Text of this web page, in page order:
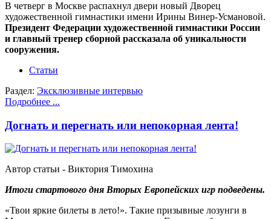
В четверг в Москве распахнул двери новый Дворец
художественной гимнастики имени Ирины Винер-Усмановой.
Президент Федерации художественной гимнастики России
и главный тренер сборной рассказала об уникальности
сооружения.
Статьи
Раздел: Эксклюзивные интервью
Подробнее ...
Догнать и перегнать или непокорная лента!
Автор статьи - Виктория Тимохина
Итоги стартового дня Вторых Европейских игр подведены.
«Твои яркие билеты в лето!». Такие призывные лозунги в